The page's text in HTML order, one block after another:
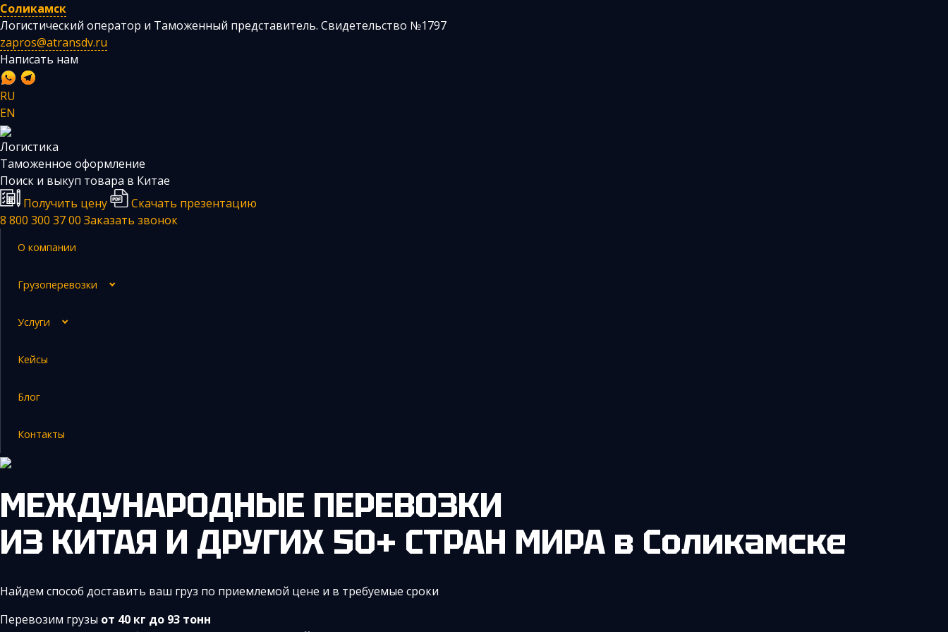
Соликамск
Логистический оператор и Таможенный представитель. Свидетельство №1797
zapros@atransdv.ru
Написать нам
RU
EN
Логистика
Таможенное оформление
Поиск и выкуп товара в Китае
Получить цену
Скачать презентацию
8 800 300 37 00 Заказать звонок
О компании
Грузоперевозки
Услуги
Кейсы
Блог
Контакты
Перевозки автотранспортом из Китая
Авиаперевозки из Китая
Железнодорожные перевозки из Китая
Негабаритные и многотоннажные грузы из Китая
Таможенное оформление
МЕЖДУНАРОДНЫЕ ПЕРЕВОЗКИ
ИЗ КИТАЯ И ДРУГИХ 50+ СТРАН МИРА в Соликамске
Найдем способ доставить ваш груз по приемлемой цене и в требуемые сроки
Перевозим грузы от 40 кг до 93 тонн